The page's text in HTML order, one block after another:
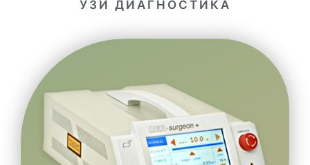
УЗИ ДИАГНОСТИКА